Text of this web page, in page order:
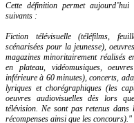
Cette définition permet
suivants :
Fiction télévisuelle (téléfilms,
scénarisées pour la jeunesse),
magazines minoritairement réalisés
en plateau, vidéomusiques,
inférieure à 60 minutes), concerts,
lyriques et chorégraphiques (les
oeuvres audiovisuelles dès lors
télévision. Ne sont pas retenus
récompenses ainsi que les concours)."